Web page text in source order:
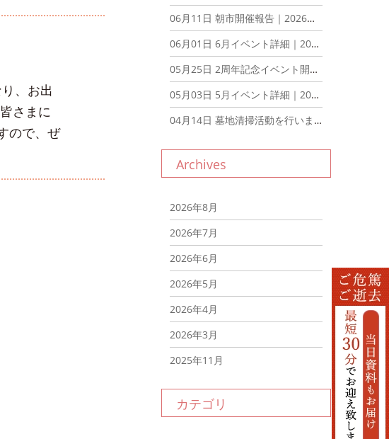
、お出
さまに
ので、ぜ
06月11日 朝市開催報告｜2026年6月11日
06月01日 6月イベント詳細｜2026年6月1日
05月25日 2周年記念イベント開催報告｜2026年5月25日
05月03日 5月イベント詳細｜2026年5月3日
04月14日 墓地清掃活動を行いました。｜2026年4月14日
Archives
2026年8月
2026年7月
2026年6月
2026年5月
2026年4月
2026年3月
2025年11月
2025年10月
2025年9月
カテゴリ